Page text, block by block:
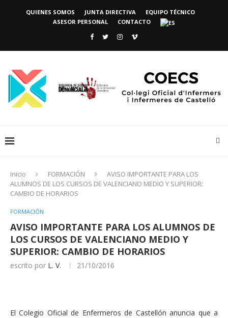
QUIENES SOMOS JUNTA DIRECTIVA
EQUIPO TÉCNICO
ASESOR PERSONAL
CONTACTO
Inicio FORMACIÓN
AVISO IMPORTANTE PARA LOS
ALUMNOS DE LOS CURSOS DE VALENCIANO MEDIO Y SUPERIOR:
CAMBIO DE HORARIOS
FORMACIÓN
AVISO IMPORTANTE PARA LOS ALUMNOS DE
LOS CURSOS DE VALENCIANO MEDIO Y
SUPERIOR: CAMBIO DE HORARIOS
escrito por L. V. 21/10/2016
El Colegio Oficial de Enfermeros de Castellón anuncia que a